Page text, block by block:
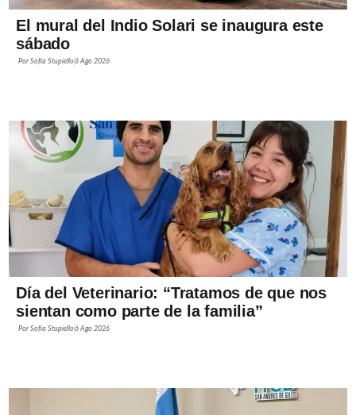
El mural del Indio Solari se inaugura este
sábado
PorSofía Stupiello6 Ago 2026
Día del Veterinario: “Tratamos de que nos
sientan como parte de la familia”
PorSofía Stupiello6 Ago 2026